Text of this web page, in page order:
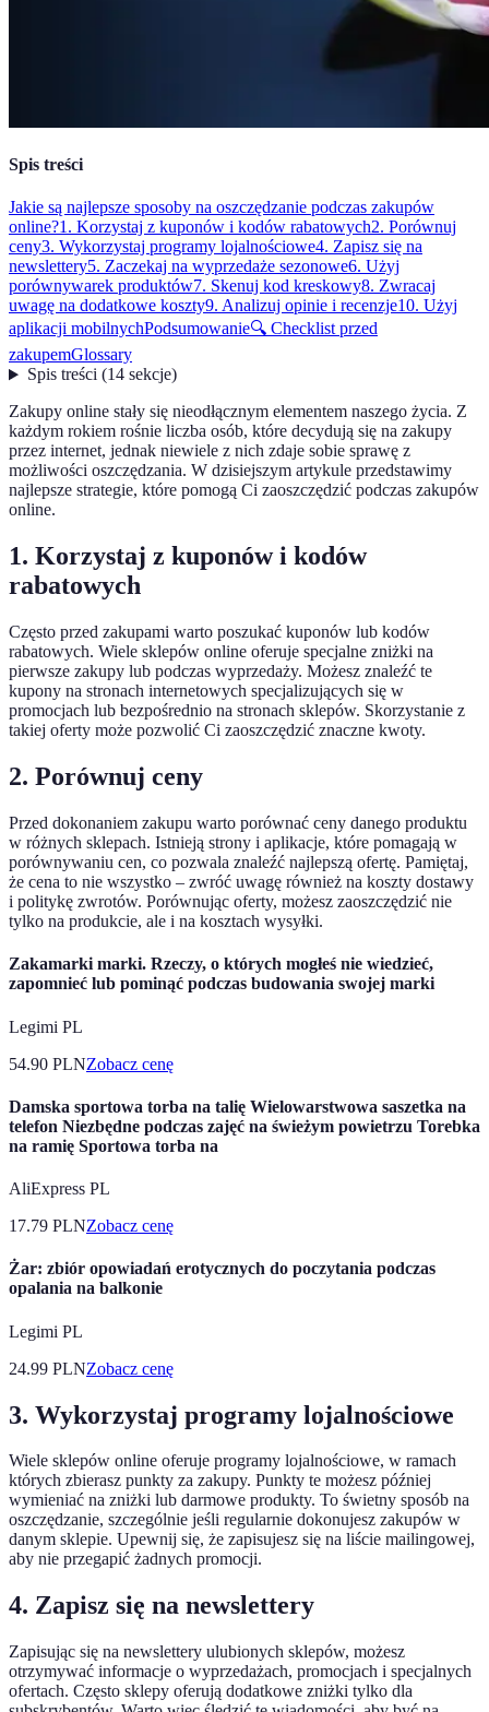
Spis treści
Jakie są najlepsze sposoby na oszczędzanie podczas zakupów
online?1. Korzystaj z kuponów i kodów rabatowych2. Porównuj
ceny3. Wykorzystaj programy lojalnościowe4. Zapisz się na
newslettery5. Zaczekaj na wyprzedaże sezonowe6. Użyj
porównywarek produktów7. Skenuj kod kreskowy8. Zwracaj
uwagę na dodatkowe koszty9. Analizuj opinie i recenzje10. Użyj
aplikacji mobilnychPodsumowanie🔍 Checklist przed
zakupemGlossary
Spis treści(14 sekcje)
Zakupy online stały się nieodłącznym elementem naszego życia. Z
każdym rokiem rośnie liczba osób, które decydują się na zakupy
przez internet, jednak niewiele z nich zdaje sobie sprawę z
możliwości oszczędzania. W dzisiejszym artykule przedstawimy
najlepsze strategie, które pomogą Ci zaoszczędzić podczas zakupów
online.
1. Korzystaj z kuponów i kodów
rabatowych
Często przed zakupami warto poszukać kuponów lub kodów
rabatowych. Wiele sklepów online oferuje specjalne zniżki na
pierwsze zakupy lub podczas wyprzedaży. Możesz znaleźć te
kupony na stronach internetowych specjalizujących się w
promocjach lub bezpośrednio na stronach sklepów. Skorzystanie z
takiej oferty może pozwolić Ci zaoszczędzić znaczne kwoty.
2. Porównuj ceny
Przed dokonaniem zakupu warto porównać ceny danego produktu
w różnych sklepach. Istnieją strony i aplikacje, które pomagają w
porównywaniu cen, co pozwala znaleźć najlepszą ofertę. Pamiętaj,
że cena to nie wszystko – zwróć uwagę również na koszty dostawy
i politykę zwrotów. Porównując oferty, możesz zaoszczędzić nie
tylko na produkcie, ale i na kosztach wysyłki.
Zakamarki marki. Rzeczy, o których mogłeś nie wiedzieć,
zapomnieć lub pominąć podczas budowania swojej marki
Legimi PL
54.90 PLNZobacz cenę
Damska sportowa torba na talię Wielowarstwowa saszetka na
telefon Niezbędne podczas zajęć na świeżym powietrzu Torebka
na ramię Sportowa torba na
AliExpress PL
17.79 PLNZobacz cenę
Żar: zbiór opowiadań erotycznych do poczytania podczas
opalania na balkonie
Legimi PL
24.99 PLNZobacz cenę
3. Wykorzystaj programy lojalnościowe
Wiele sklepów online oferuje programy lojalnościowe, w ramach
których zbierasz punkty za zakupy. Punkty te możesz później
wymieniać na zniżki lub darmowe produkty. To świetny sposób na
oszczędzanie, szczególnie jeśli regularnie dokonujesz zakupów w
danym sklepie. Upewnij się, że zapisujesz się na liście mailingowej,
aby nie przegapić żadnych promocji.
4. Zapisz się na newslettery
Zapisując się na newslettery ulubionych sklepów, możesz
otrzymywać informacje o wyprzedażach, promocjach i specjalnych
ofertach. Często sklepy oferują dodatkowe zniżki tylko dla